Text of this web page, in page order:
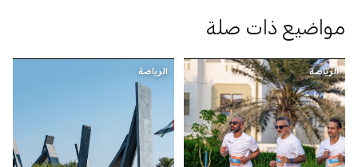
مواضيع ذات صلة
الرياضة الرياضة